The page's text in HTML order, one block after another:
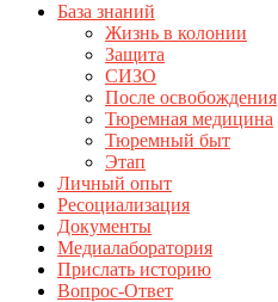
База знаний
Жизнь в колонии
Защита
СИЗО
После освобождения
Тюремная медицина
Тюремный быт
Этап
Личный опыт
Ресоциализация
Документы
Медиалаборатория
Прислать историю
Вопрос-Ответ